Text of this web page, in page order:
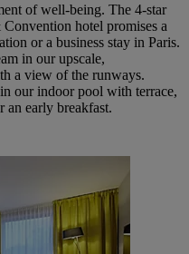
of well-being. The 4-star
hotel promises a
or a business stay in Paris.
in our upscale,
a view of the runways.
our indoor pool with terrace,
an early breakfast.